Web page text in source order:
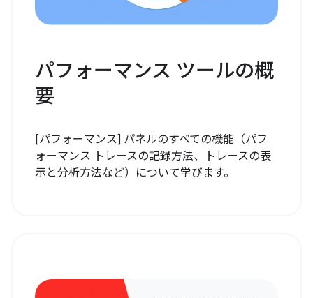
パフォーマンス ツールの概
要
[パフォーマンス] パネルのすべての機能（パフ
ォーマンス トレースの記録方法、トレースの表
示と分析方法など）について学びます。